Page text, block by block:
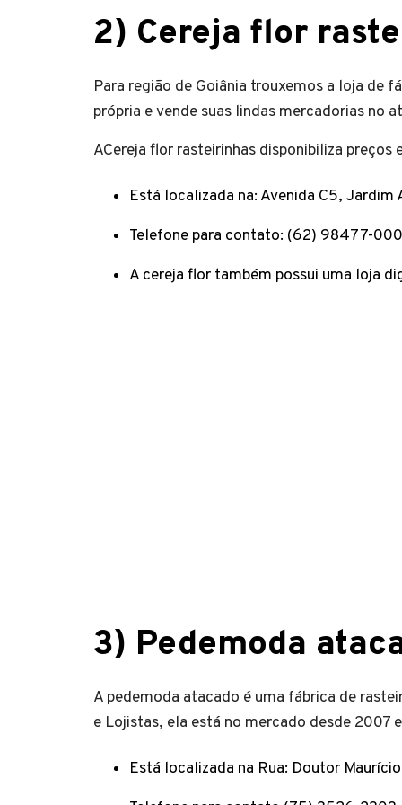
2) Cereja flor
Para região de Goiânia trouxemos a loja de
própria e vende suas lindas mercadorias no
ACereja flor rasteirinhas disponibiliza preços
Está localizada na: Avenida C5, Jardim
Telefone para contato: (62) 98477-
A cereja flor também possui uma loja
3) Pedemoda
A pedemoda atacado é uma fábrica de
e Lojistas, ela está no mercado desde 2007
Está localizada na Rua: Doutor